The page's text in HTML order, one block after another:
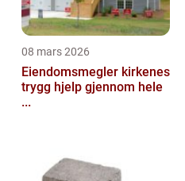
08 mars 2026
Eiendomsmegler kirkenes
trygg hjelp gjennom hele
...